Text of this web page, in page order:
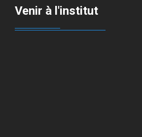
Venir à l'institut